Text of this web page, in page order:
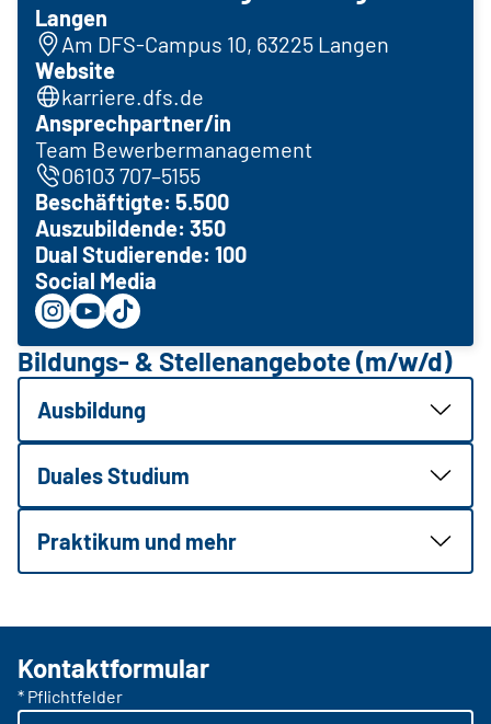
Langen
Am DFS-Campus 10, 63225 Langen
Website
karriere.dfs.de
Ansprechpartner/in
Team Bewerbermanagement
06103 707–5155
Beschäftigte: 5.500
Auszubildende: 350
Dual Studierende: 100
Social Media
Bildungs- & Stellenangebote (m/w/d)
Ausbildung
Duales Studium
Praktikum und mehr
Kontaktformular
* Pflichtfelder